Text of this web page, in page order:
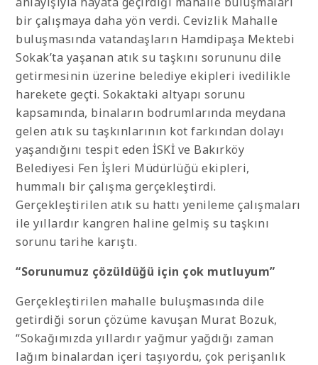
bir çalışmaya daha yön verdi. Cevizlik Mahalle
buluşmasında vatandaşların Hamdipaşa Mektebi
Sokak’ta yaşanan atık su taşkını sorununu dile
getirmesinin üzerine belediye ekipleri ivedilikle
harekete geçti. Sokaktaki altyapı sorunu
kapsamında, binaların bodrumlarında meydana
gelen atık su taşkınlarının kot farkından dolayı
yaşandığını tespit eden İSKİ ve Bakırköy
Belediyesi Fen İşleri Müdürlüğü ekipleri,
hummalı bir çalışma gerçekleştirdi.
Gerçekleştirilen atık su hattı yenileme çalışmaları
ile yıllardır kangren haline gelmiş su taşkını
sorunu tarihe karıştı.
“Sorunumuz çözüldüğü için çok mutluyum”
Gerçekleştirilen mahalle buluşmasında dile
getirdiği sorun çözüme kavuşan Murat Bozuk,
“Sokağımızda yıllardır yağmur yağdığı zaman
lağım binalardan içeri taşıyordu, çok perişanlık